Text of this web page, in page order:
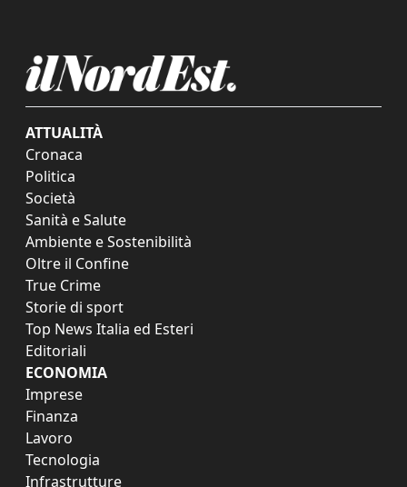
ATTUALITÀ
Cronaca
Politica
Società
Sanità e Salute
Ambiente e Sostenibilità
Oltre il Confine
True Crime
Storie di sport
Top News Italia ed Esteri
Editoriali
ECONOMIA
Imprese
Finanza
Lavoro
Tecnologia
Infrastrutture